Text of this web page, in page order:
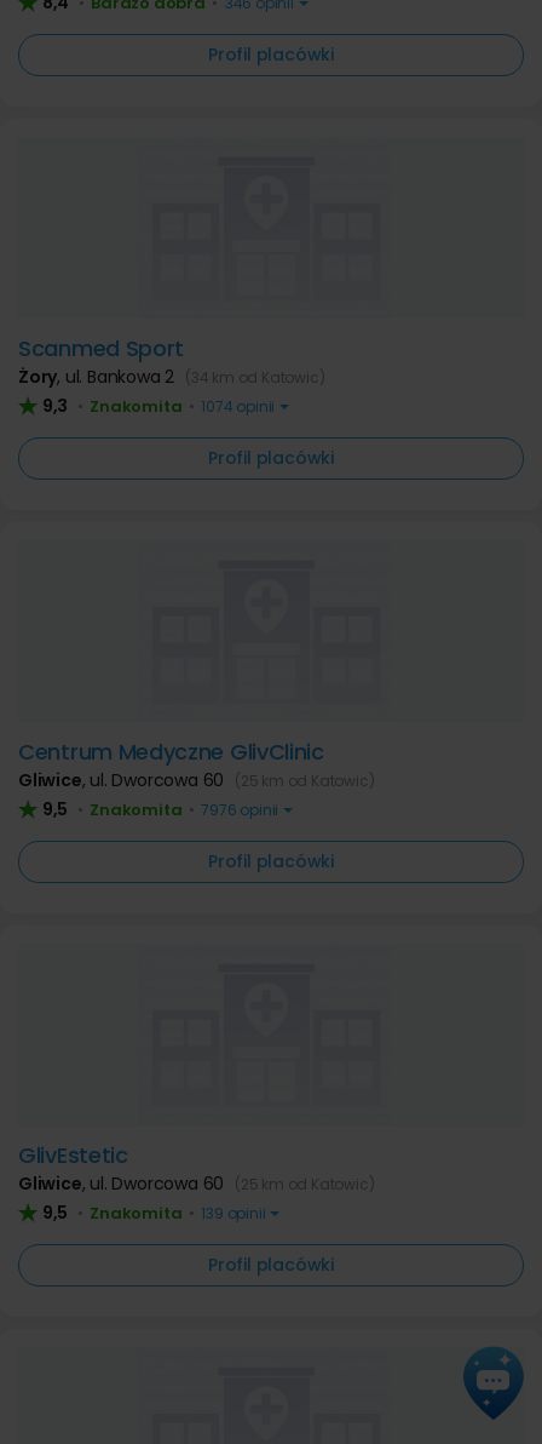
Profil placówki
Scanmed Sport
Żory, ul. Bankowa 2 (34 km od Katowic)
9,3 • Znakomita • 1074 opinii
Profil placówki
Centrum Medyczne GlivClinic
Gliwice, ul. Dworcowa 60 (25 km od Katowic)
9,5 • Znakomita • 7976 opinii
Profil placówki
GlivEstetic
Gliwice, ul. Dworcowa 60 (25 km od Katowic)
9,5 • Znakomita • 139 opinii
Profil placówki